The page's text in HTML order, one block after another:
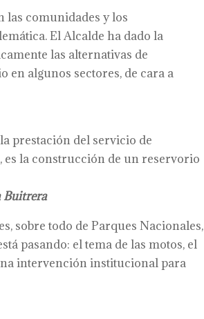
comunidades y los
El Alcalde ha dado la
las alternativas de
en algunos sectores, de cara a
prestación del servicio de
es la construcción de un reservorio
Buitrera
sobre todo de Parques Nacionales,
pasando: el tema de las motos, el
intervención institucional para